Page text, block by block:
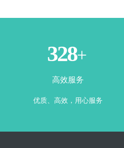
365+
高效服务
优质、高效，用心服务